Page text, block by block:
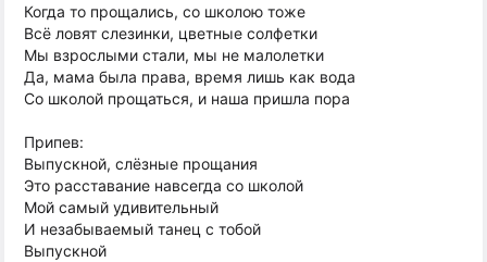
Когда то прощались, со школою тоже
Всё ловят слезинки, цветные солфетки
Мы взрослыми стали, мы не малолетки
Да, мама была права, время лишь как вода
Со школой прощаться, и наша пришла пора
Припев:
Выпускной, слёзные прощания
Это расставание навсегда со школой
Мой самый удивительный
И незабываемый танец с тобой
Выпускной